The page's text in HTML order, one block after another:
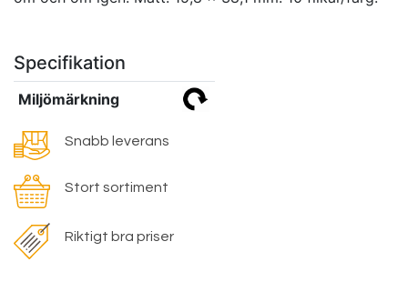
Specifikation
Miljömärkning
Snabb leverans
Stort sortiment
Riktigt bra priser